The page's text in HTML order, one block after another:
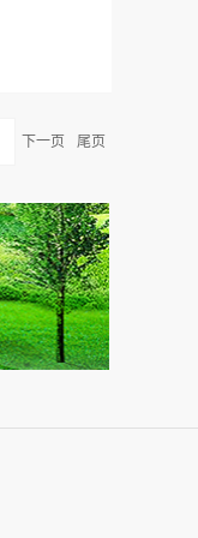
下一页 尾页